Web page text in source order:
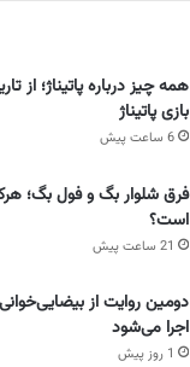
همه چیز درباره پاتیناژ؛ از
بازی پاتیناژ
6 ساعت پیش
فرق شلوار بگ و فول بگ؛
است؟
21 ساعت پیش
دومین روایت از
اجرا می‌شود
1 روز پیش